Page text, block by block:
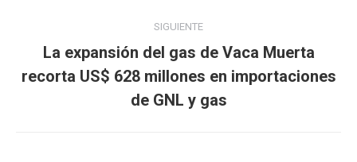
SIGUIENTE
Publicación
siguiente:
La expansión del gas de Vaca Muerta
recorta US$ 628 millones en importaciones
de GNL y gas